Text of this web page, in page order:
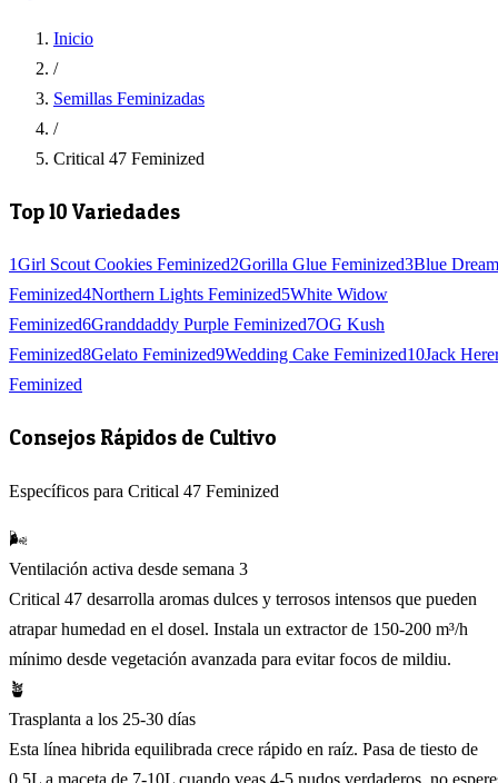
Inicio
/
Semillas Feminizadas
/
Critical 47 Feminized
Top 10 Variedades
1Girl Scout Cookies Feminized2Gorilla Glue Feminized3Blue Dream
Feminized4Northern Lights Feminized5White Widow
Feminized6Granddaddy Purple Feminized7OG Kush
Feminized8Gelato Feminized9Wedding Cake Feminized10Jack
Feminized
Consejos Rápidos de Cultivo
Específicos para Critical 47 Feminized
🌬️
Ventilación activa desde semana 3
Critical 47 desarrolla aromas dulces y terrosos intensos que pueden
atrapar humedad en el dosel. Instala un extractor de 150-200 m³/h
mínimo desde vegetación avanzada para evitar focos de mildiu.
🪴
Trasplanta a los 25-30 días
Esta línea hibrida equilibrada crece rápido en raíz. Pasa de tiesto de
0,5L a maceta de 7-10L cuando veas 4-5 nudos verdaderos, no